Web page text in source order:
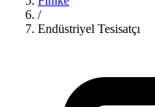
/
Endüstriyel Tesisatçı